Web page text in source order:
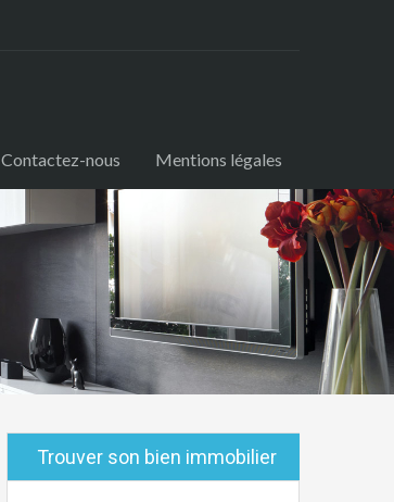
Contactez-nous Mentions légales
Trouver son bien immobilier